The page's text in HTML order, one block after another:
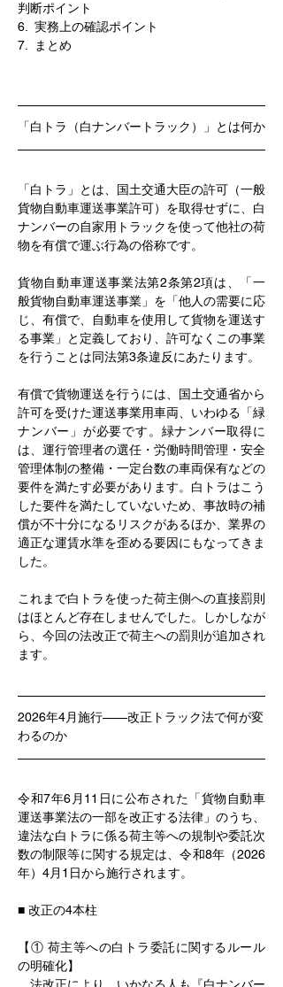
判断ポイント
6.  実務上の確認ポイント
7.  まとめ
「白トラ（白ナンバートラック）」とは何か
「白トラ」とは、国土交通大臣の許可（一般
貨物自動車運送事業許可）を取得せずに、白
ナンバーの自家用トラックを使って他社の荷
物を有償で運ぶ行為の俗称です。
貨物自動車運送事業法第2条第2項は、「一
般貨物自動車運送事業」を「他人の需要に応
じ、有償で、自動車を使用して貨物を運送す
る事業」と定義しており、許可なくこの事業
を行うことは同法第3条違反にあたります。
有償で貨物運送を行うには、国土交通省から
許可を受けた運送事業用車両、いわゆる「緑
ナンバー」が必要です。緑ナンバー取得に
は、運行管理者の選任・労働時間管理・安全
管理体制の整備・一定台数の車両保有などの
要件を満たす必要があります。白トラはこう
した要件を満たしていないため、事故時の補
償が不十分になるリスクがあるほか、業界の
適正な運賃水準を歪める要因にもなってきま
した。
これまで白トラを使った荷主側への直接罰則
はほとんど存在しませんでした。しかしなが
ら、今回の法改正で荷主への罰則が追加され
ます。
2026年4月施行——改正トラック法で何が変
わるのか
令和7年6月11日に公布された「貨物自動車
運送事業法の一部を改正する法律」のうち、
違法な白トラに係る荷主等への規制や委託次
数の制限等に関する規定は、令和8年（2026
年）4月1日から施行されます。
■ 改正の4本柱
【① 荷主等への白トラ委託に関するルール
の明確化】